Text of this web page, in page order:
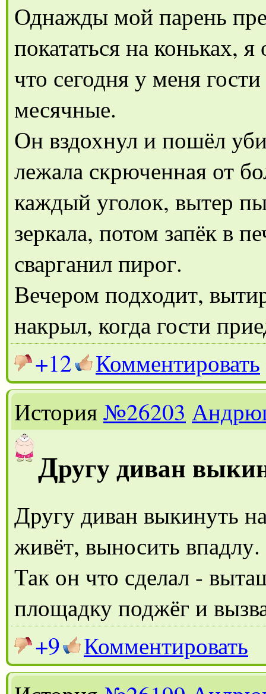
Однажды мой парень
покататься на коньках,
что сегодня у меня
месячные.
Он вздохнул и пошёл
лежала скрюченная от
каждый уголок, вытер
зеркала, потом запёк в
сварганил пирог.
Вечером подходит,
накрыл, когда гости
+12
Комментировать
История№26203
Другу диван
Другу диван выкинуть
живёт, выносить впадлу.
Так он что сделал -
площадку поджёг и
+9
Комментировать